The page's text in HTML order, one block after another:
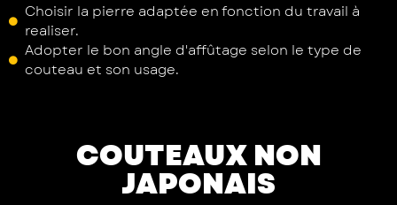
Choisir la pierre adaptée en fonction du travail à
realiser.
Adopter le bon angle d'affûtage selon le type de
couteau et son usage.
COUTEAUX NON
JAPONAIS